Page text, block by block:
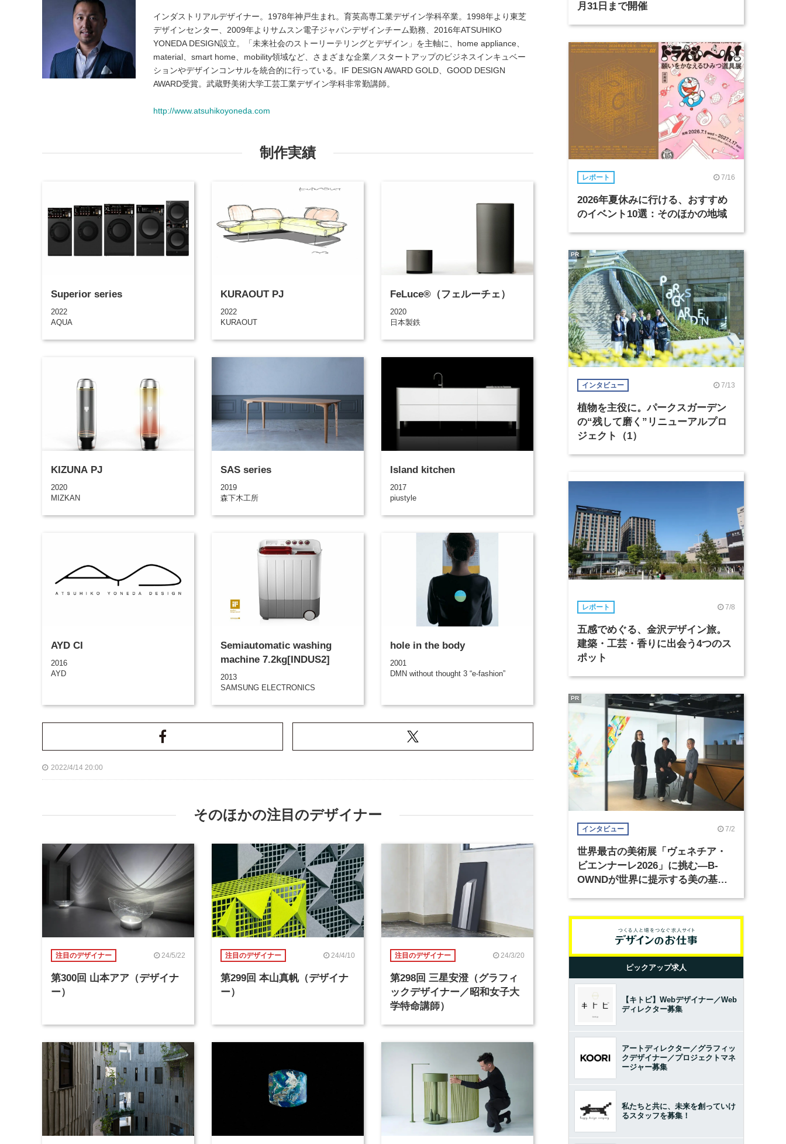
インダストリアルデザイナー。1978年神戸生まれ。育英高専工業デザイン学科卒業。1998年より東芝
デザインセンター、2009年よりサムスン電子ジャパンデザインチーム勤務、2016年ATSUHIKO
YONEDA DESIGN設立。「未来社会のストーリーテリングとデザイン」を主軸に、home appliance、
material、smart home、mobility領域など、さまざまな企業／スタートアップのビジネスインキュベー
ションやデザインコンサルを統合的に行っている。IF DESIGN AWARD GOLD、GOOD DESIGN
AWARD受賞。武蔵野美術大学工芸工業デザイン学科非常勤講師。
http://www.atsuhikoyoneda.com
制作実績
Superior series
2022
AQUA
KURAOUT PJ
2022
KURAOUT
FeLuce®（フェルーチェ）
2020
日本製鉄
KIZUNA PJ
2020
MIZKAN
SAS series
2019
森下木工所
Island kitchen
2017
piustyle
AYD CI
2016
AYD
Semiautomatic washing
machine 7.2kg[INDUS2]
2013
SAMSUNG ELECTRONICS
hole in the body
2001
DMN without thought 3 “e-fashion”
2022/4/14 20:00
そのほかの注目のデザイナー
注目のデザイナー 24/5/22
第300回 山本アア（デザイナ
ー）
注目のデザイナー 24/4/10
第299回 本山真帆（デザイナ
ー）
注目のデザイナー 24/3/20
第298回 三星安澄（グラフィ
ックデザイナー／昭和女子大
学特命講師）
月31日まで開催
レポート 7/16
2026年夏休みに行ける、おすすめ
のイベント10選：そのほかの地域
インタビュー 7/13
植物を主役に。パークスガーデン
の“残して磨く”リニューアルプロ
ジェクト（1）
PR
レポート 7/8
五感でめぐる、金沢デザイン旅。
建築・工芸・香りに出会う4つのス
ポット
インタビュー 7/2
世界最古の美術展「ヴェネチア・
ビエンナーレ2026」に挑む―B-
OWNDが世界に提示する美の基準
PR
ピックアップ求人
【キトビ】Webデザイナー／Web
ディレクター募集
アートディレクター／グラフィッ
クデザイナー／プロジェクトマネ
ージャー募集
私たちと共に、未来を創っていけ
るスタッフを募集！